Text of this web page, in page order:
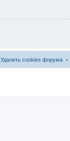
Удалить cookies форума